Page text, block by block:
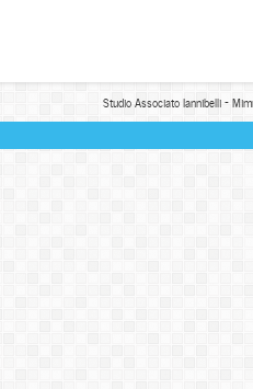
Studio Associato Iannibelli -